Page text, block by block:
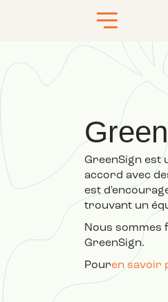
GreenSign est
accord avec
est
trouvant un
Nous sommes
GreenSign.
Pouren savoir